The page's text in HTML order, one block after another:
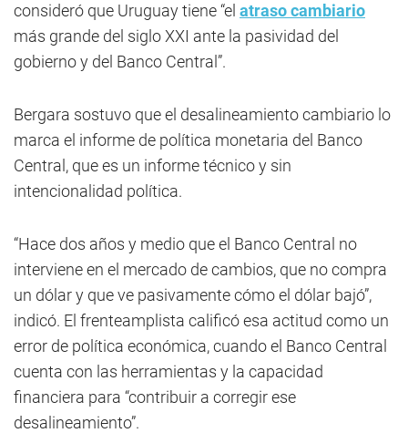
consideró que Uruguay tiene “el atraso cambiario
más grande del siglo XXI ante la pasividad del
gobierno y del Banco Central”.
Bergara sostuvo que el desalineamiento cambiario lo
marca el informe de política monetaria del Banco
Central, que es un informe técnico y sin
intencionalidad política.
“Hace dos años y medio que el Banco Central no
interviene en el mercado de cambios, que no compra
un dólar y que ve pasivamente cómo el dólar bajó”,
indicó. El frenteamplista calificó esa actitud como un
error de política económica, cuando el Banco Central
cuenta con las herramientas y la capacidad
financiera para “contribuir a corregir ese
desalineamiento”.